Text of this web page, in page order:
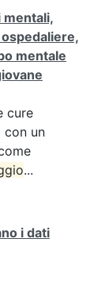
mentali,
mentale
cure
con un
...
i dati